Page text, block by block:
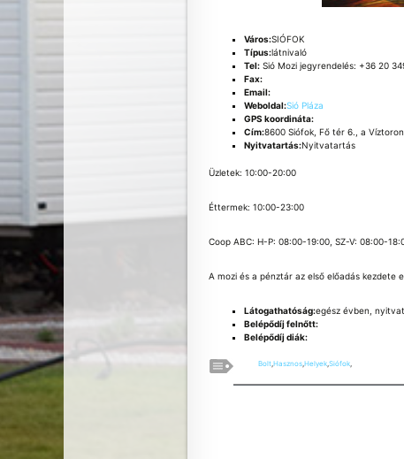
Város:SIÓFOK
Típus:látnivaló
Tel: Sió Mozi jegyrendelés: +36 20
Fax:
Email:
Weboldal:Sió Pláza
GPS koordináta:
Cím:8600 Siófok, Fő tér 6., a
Nyitvatartás:Nyitvatartás
Üzletek: 10:00-20:00
Éttermek: 10:00-23:00
Coop ABC: H-P: 08:00-19:00, SZ-V: 08:00-
A mozi és a pénztár az első előadás kezdete
Látogathatóság:egész évben,
Belépődíj felnőtt:
Belépődíj diák:
Bolt,Hasznos,Helyek,Siófok,